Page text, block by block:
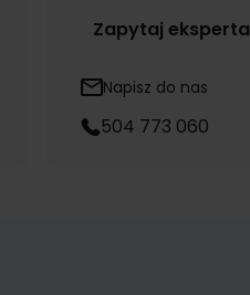
Zapytaj eksperta
Napisz do nas
504 773 060